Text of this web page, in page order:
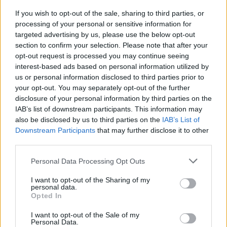
If you wish to opt-out of the sale, sharing to third parties, or
processing of your personal or sensitive information for
targeted advertising by us, please use the below opt-out
section to confirm your selection. Please note that after your
opt-out request is processed you may continue seeing
interest-based ads based on personal information utilized by
us or personal information disclosed to third parties prior to
your opt-out. You may separately opt-out of the further
disclosure of your personal information by third parties on the
IAB’s list of downstream participants. This information may
also be disclosed by us to third parties on the IAB’s List of
Downstream Participants that may further disclose it to other
Please note that this website/app uses one or more Google
not limited to your visit or usage behaviour. You may click to
grant or deny consent to Google and its third-party tags to
use your data for below specified purposes in below Google
consent section.
Personal Data Processing Opt Outs
I want to opt-out of the Sharing of my
personal data.
Opted In
I want to opt-out of the Sale of my
Personal Data.
Mélytanulás segíti az áramkörök
nyomtatását
•2021. április 27.